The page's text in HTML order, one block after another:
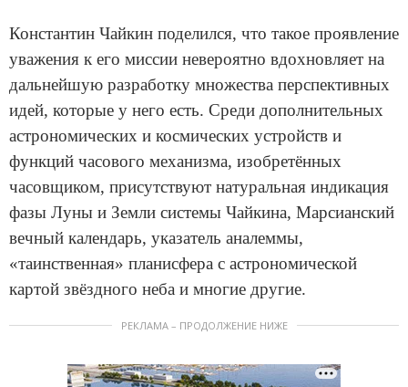
Константин Чайкин поделился, что такое проявление
уважения к его миссии невероятно вдохновляет на
дальнейшую разработку множества перспективных
идей, которые у него есть. Среди дополнительных
астрономических и космических устройств и
функций часового механизма, изобретённых
часовщиком, присутствуют натуральная индикация
фазы Луны и Земли системы Чайкина, Марсианский
вечный календарь, указатель аналеммы,
«таинственная» планисфера с астрономической
картой звёздного неба и многие другие.
РЕКЛАМА – ПРОДОЛЖЕНИЕ НИЖЕ